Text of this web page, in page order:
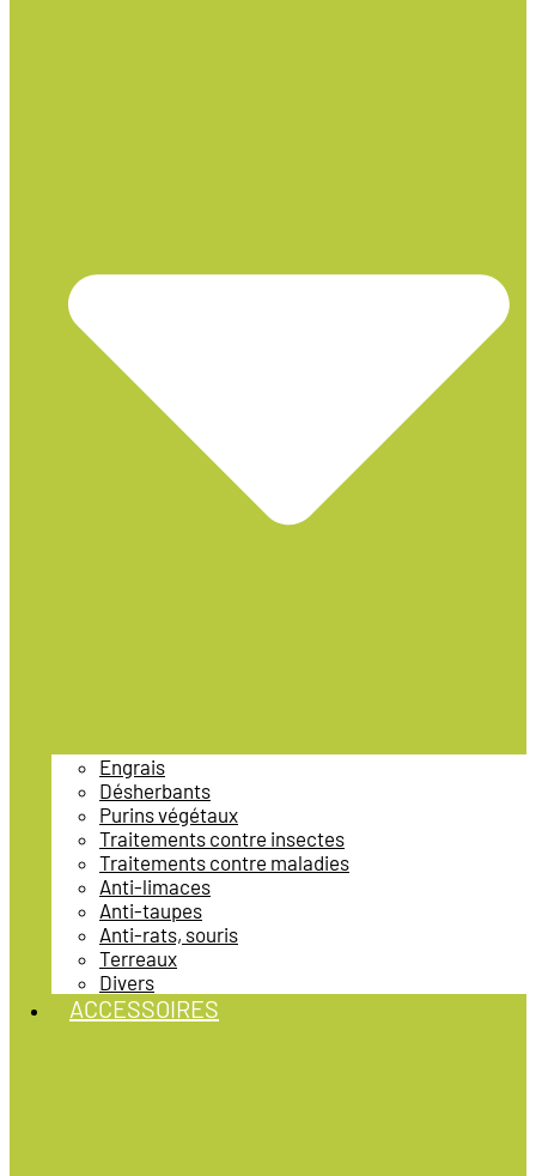
Engrais
Désherbants
Purins végétaux
Traitements contre insectes
Traitements contre maladies
Anti-limaces
Anti-taupes
Anti-rats, souris
Terreaux
Divers
ACCESSOIRES